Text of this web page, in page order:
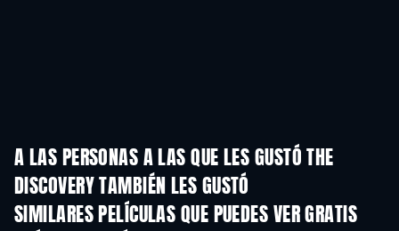
A LAS PERSONAS A LAS QUE LES GUSTÓ THE
DISCOVERY TAMBIÉN LES GUSTÓ
SIMILARES PELÍCULAS QUE PUEDES VER GRATIS